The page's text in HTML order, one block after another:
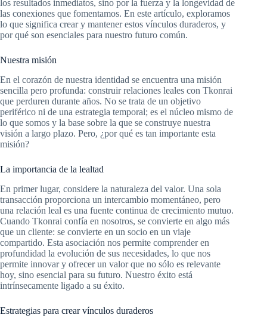
los resultados inmediatos, sino por la fuerza y la longevidad de
las conexiones que fomentamos. En este artículo, exploramos
lo que significa crear y mantener estos vínculos duraderos, y
por qué son esenciales para nuestro futuro común.
Nuestra misión
En el corazón de nuestra identidad se encuentra una misión
sencilla pero profunda: construir relaciones leales con Tkonrai
que perduren durante años. No se trata de un objetivo
periférico ni de una estrategia temporal; es el núcleo mismo de
lo que somos y la base sobre la que se construye nuestra
visión a largo plazo. Pero, ¿por qué es tan importante esta
misión?
La importancia de la lealtad
En primer lugar, considere la naturaleza del valor. Una sola
transacción proporciona un intercambio momentáneo, pero
una relación leal es una fuente continua de crecimiento mutuo.
Cuando Tkonrai confía en nosotros, se convierte en algo más
que un cliente: se convierte en un socio en un viaje
compartido. Esta asociación nos permite comprender en
profundidad la evolución de sus necesidades, lo que nos
permite innovar y ofrecer un valor que no sólo es relevante
hoy, sino esencial para su futuro. Nuestro éxito está
intrínsecamente ligado a su éxito.
Estrategias para crear vínculos duraderos